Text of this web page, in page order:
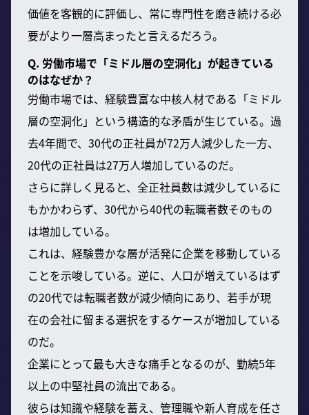
価値を客観的に評価し、常に専門性を磨き続ける必
要がより一層高まったと言えるだろう。
Q. 労働市場で「ミドル層の空洞化」が起きている
のはなぜか？
労働市場では、経験豊富な中核人材である「ミドル
層の空洞化」という構造的な矛盾が生じている。過
去4年間で、30代の正社員が72万人減少した一方、
20代の正社員は27万人増加しているのだ。
さらに詳しく見ると、全正社員数は減少しているに
もかかわらず、30代から40代の転職者数そのもの
は増加している。
これは、経験豊かな層が活発に企業を移動している
ことを示唆している。逆に、人口が増えているはず
の20代では転職者数が減少傾向にあり、若手が現
在の会社に留まる選択をするケースが増加している
のだ。
企業にとって最も大きな痛手となるのが、勤続5年
以上の中堅社員の流出である。
彼らは知識や経験を蓄え、管理職や新人育成を任さ